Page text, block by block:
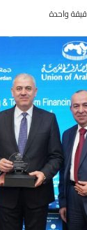
واحدة